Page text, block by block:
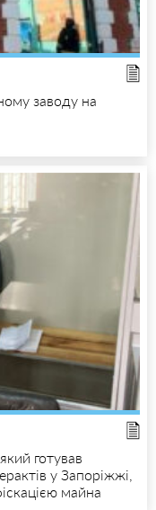
заводу на
готував
у Запоріжжі,
майна